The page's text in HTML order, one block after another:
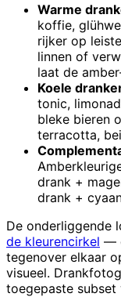
Warme
koffie,
rijker op
linnen of
laat de
Koele
tonic,
bleke bieren
terracotta,
drank +
drank +
De onderliggende
de kleurencirkel —
tegenover elkaar
visueel.
toegepaste subset